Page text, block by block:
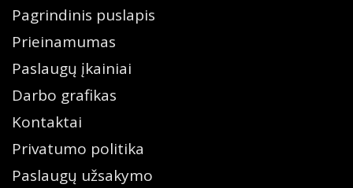
Pagrindinis puslapis
Prieinamumas
Paslaugų įkainiai
Darbo grafikas
Kontaktai
Privatumo politika
Paslaugų užsakymo